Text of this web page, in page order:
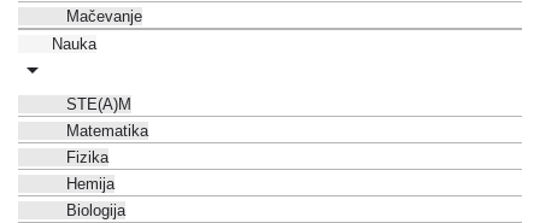
Mačevanje
Nauka
STE(A)M
Matematika
Fizika
Hemija
Biologija